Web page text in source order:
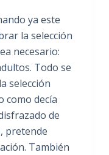
ya este
la selección
necesario:
Todo se
selección
como decía
de
pretende
También